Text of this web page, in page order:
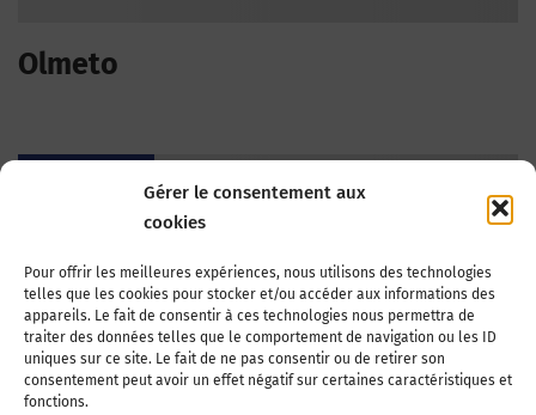
Gérer le consentement aux
cookies
Pour offrir les meilleures expériences, nous utilisons des technologies
telles que les cookies pour stocker et/ou accéder aux informations des
appareils. Le fait de consentir à ces technologies nous permettra de
traiter des données telles que le comportement de navigation ou les ID
uniques sur ce site. Le fait de ne pas consentir ou de retirer son
consentement peut avoir un effet négatif sur certaines caractéristiques et
fonctions.
Olmeto